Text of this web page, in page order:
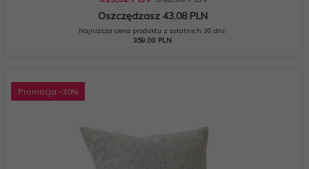
Oszczędzasz 43.08 PLN
Najniższa cena produktu z ostatnich 30 dni:
359.00 PLN
Promocja -30%